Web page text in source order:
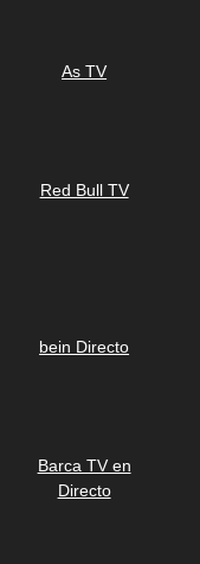
As TV
Red Bull TV
bein Directo
Barca TV en
Directo